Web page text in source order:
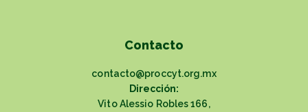
Contacto
contacto@proccyt.org.mx
Dirección:
Vito Alessio Robles 166,